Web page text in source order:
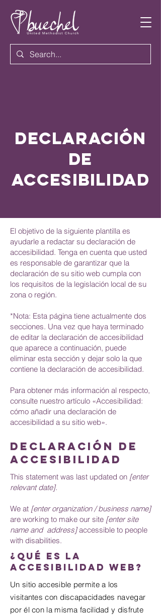
DECLARACIÓN
DE
ACCESIBILIDAD
El objetivo de la siguiente plantilla es
ayudarle a redactar su declaración de
accesibilidad. Tenga en cuenta que usted
es responsable de garantizar que la
declaración de su sitio web cumpla con
los requisitos de la legislación local de su
zona o región.
*Nota: Esta página tiene actualmente dos
secciones. Una vez que haya terminado
de editar la declaración de accesibilidad
que aparece a continuación, puede
eliminar esta sección y dejar solo la que
contiene la declaración de accesibilidad.
Para obtener más información al respecto,
consulte nuestro artículo «Accesibilidad:
cómo añadir una declaración de
accesibilidad a su sitio web».
DECLARACIÓN DE
ACCESIBILIDAD
This statement was last updated on [enter
relevant date].
We at [enter organization / business name]
are working to make our site [enter site
name and address]accessible to people
with disabilities.
¿Qué es la
accesibilidad web?
Un sitio accesible permite a los
visitantes con discapacidades navegar
por él con la misma facilidad y disfrute